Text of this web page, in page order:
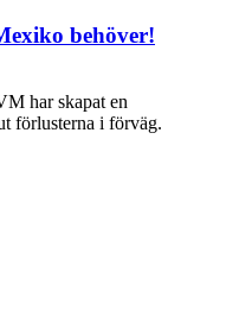
behöver!
har skapat en
förlusterna i förväg.